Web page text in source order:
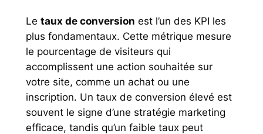
Le taux de conversion est l’un des KPI les
plus fondamentaux. Cette métrique mesure
le pourcentage de visiteurs qui
accomplissent une action souhaitée sur
votre site, comme un achat ou une
inscription. Un taux de conversion élevé est
souvent le signe d’une stratégie marketing
efficace, tandis qu’un faible taux peut